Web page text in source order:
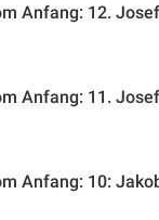
Anfang: 12.
Anfang: 11.
Anfang: 10: